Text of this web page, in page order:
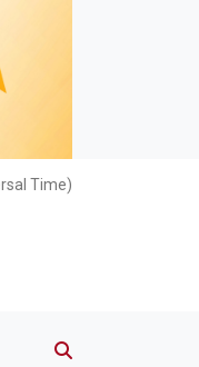
Time)